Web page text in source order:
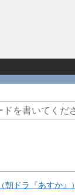
朝ドラ『あすか』）